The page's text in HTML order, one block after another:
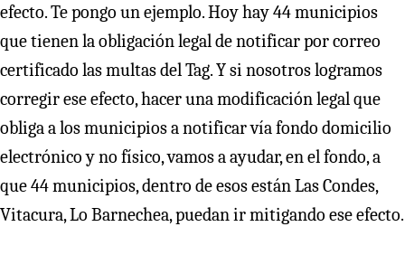
efecto. Te pongo un ejemplo. Hoy hay 44 municipios
que tienen la obligación legal de notificar por correo
certificado las multas del Tag. Y si nosotros logramos
corregir ese efecto, hacer una modificación legal que
obliga a los municipios a notificar vía fondo domicilio
electrónico y no físico, vamos a ayudar, en el fondo, a
que 44 municipios, dentro de esos están Las Condes,
Vitacura, Lo Barnechea, puedan ir mitigando ese efecto.